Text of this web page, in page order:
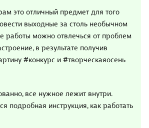
это отличный предмет для того
выходные за столь необычном
работы можно отвлечься от проблем
в результате получив
#конкурс и #творческаяосень
все нужное лежит внутри.
подробная инструкция, как работать